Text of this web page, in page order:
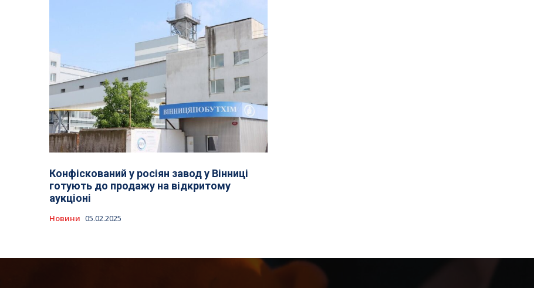
Конфіскований у росіян завод у Вінниці
готують до продажу на відкритому
аукціоні
Новини 05.02.2025